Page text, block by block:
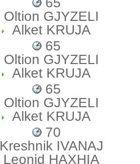
Oltion GJYZELI
Alket KRUJA
65
Oltion GJYZELI
Alket KRUJA
65
Oltion GJYZELI
Alket KRUJA
70
Kreshnik IVANAJ
Leonid HAXHIA